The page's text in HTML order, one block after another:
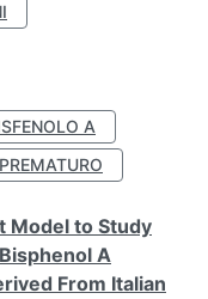
A
Model to Study
A
From Italian